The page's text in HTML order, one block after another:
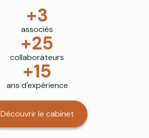
associés
+3
collaborateurs
+25
ans d'expérience
+15
Découvrir le cabinet